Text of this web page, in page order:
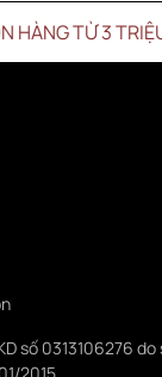
số 0313106276 do